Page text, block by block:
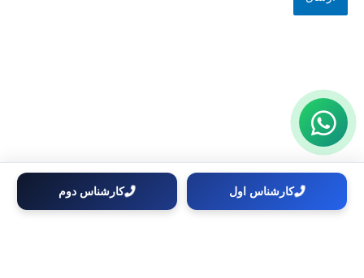
کارشناس اول کارشناس دوم